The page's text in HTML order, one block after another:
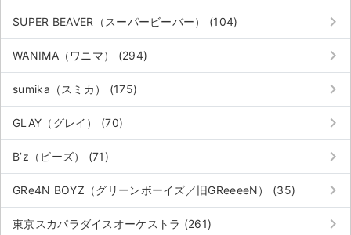
SUPER BEAVER（スーパービーバー） (104) keyboard_arrow_right
WANIMA（ワニマ） (294) keyboard_arrow_right
sumika（スミカ） (175) keyboard_arrow_right
GLAY（グレイ） (70) keyboard_arrow_right
B’z（ビーズ） (71) keyboard_arrow_right
GRe4N BOYZ（グリーンボーイズ／旧GReeeeN） (35) keyboard_arrow_right
東京スカパラダイスオーケストラ (261) keyboard_arrow_right